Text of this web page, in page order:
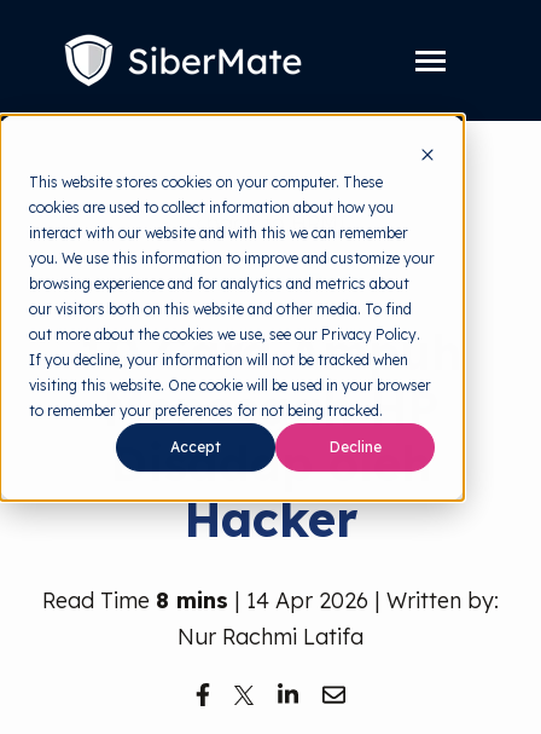
This website stores cookies on your computer. These
cookies are used to collect information about how you
interact with our website and with this we can remember
you. We use this information to improve and customize your
browsing experience and for analytics and metrics about
our visitors both on this website and other media. To find
out more about the cookies we use, see our Privacy Policy.
If you decline, your information will not be tracked when
visiting this website. One cookie will be used in your browser
to remember your preferences for not being tracked.
Accept Decline
Toggle
children
for
Layanan
Harga
Resources Toggle
children
for
Resources
Tools Gratis Toggle
children
for
Tools
Gratis
Tentang
Coba Gratis
back to HRMI
Keamanan Data
10 Cara Ampuh
Mencegah HP
Disadap oleh
Hacker
Read Time 8 mins | 14 Apr 2026 | Written by:
Nur Rachmi Latifa